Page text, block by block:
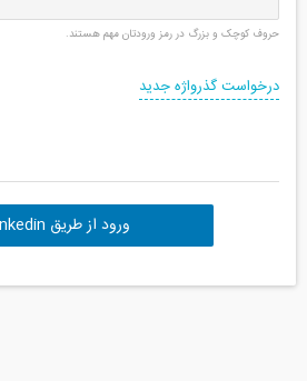
حروف کوچک و بزرگ در رمز ورودتان مهم هستند.
درخواست گذرواژه جدید
ورود از طریق Linkedin